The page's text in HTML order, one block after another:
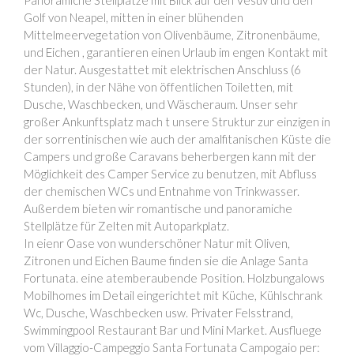
Golf von Neapel, mitten in einer blühenden
Mittelmeervegetation von Olivenbäume, Zitronenbäume,
und Eichen , garantieren einen Urlaub im engen Kontakt mit
der Natur. Ausgestattet mit elektrischen Anschluss (6
Stunden), in der Nähe von öffentlichen Toiletten, mit
Dusche, Waschbecken, und Wäscheraum. Unser sehr
großer Ankunftsplatz mach t unsere Struktur zur einzigen in
der sorrentinischen wie auch der amalfitanischen Küste die
Campers und große Caravans beherbergen kann mit der
Möglichkeit des Camper Service zu benutzen, mit Abfluss
der chemischen WCs und Entnahme von Trinkwasser.
Außerdem bieten wir romantische und panoramiche
Stellplätze für Zelten mit Autoparkplatz.
In eienr Oase von wunderschöner Natur mit Oliven,
Zitronen und Eichen Baume finden sie die Anlage Santa
Fortunata. eine atemberaubende Position. Holzbungalows
Mobilhomes im Detail eingerichtet mit Küche, Kühlschrank
Wc, Dusche, Waschbecken usw. Privater Felsstrand,
Swimmingpool Restaurant Bar und Mini Market. Ausfluege
vom Villaggio-Campeggio Santa Fortunata Campogaio per: